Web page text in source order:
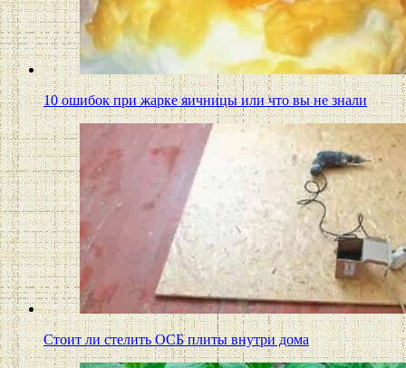
10 ошибок при жарке яичницы или что вы не знали
Стоит ли стелить ОСБ плиты внутри дома